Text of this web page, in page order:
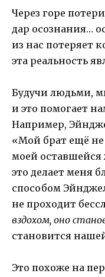
Через горе
дар осознания…
из нас потеряет
эта реальность
Будучи людьми,
и это помогает
Например,
«Мой брат ещё
моей оставшейся
это делает меня
способом
не проходит
вздохом, оно
становится
Это похоже на